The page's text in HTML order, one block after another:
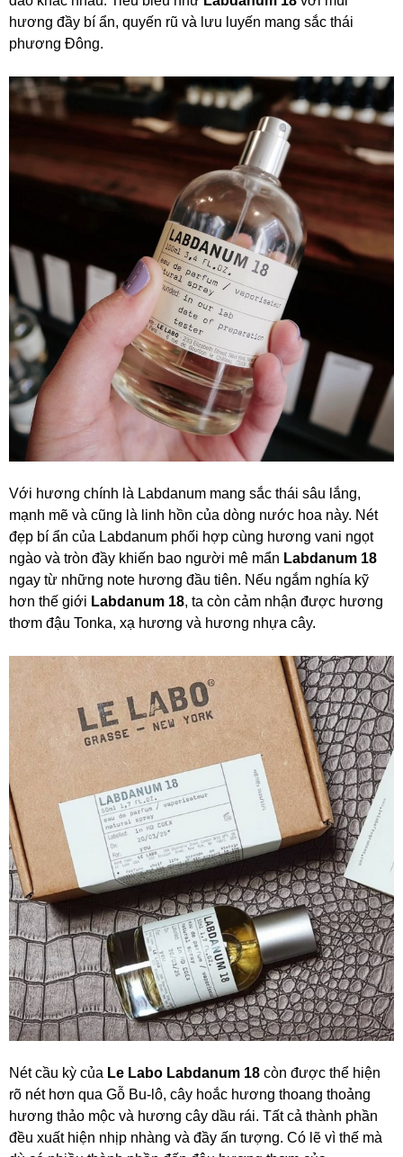
hương đầy bí ẩn, quyến rũ và lưu luyến mang sắc thái
phương Đông.
Với hương chính là Labdanum mang sắc thái sâu lắng,
mạnh mẽ và cũng là linh hồn của dòng nước hoa này. Nét
đẹp bí ẩn của Labdanum phối hợp cùng hương vani ngọt
ngào và tròn đầy khiến bao người mê mẩn Labdanum 18
ngay từ những note hương đầu tiên. Nếu ngắm nghía kỹ
hơn thế giới Labdanum 18, ta còn cảm nhận được hương
thơm đậu Tonka, xạ hương và hương nhựa cây.
Nét cầu kỳ của Le Labo Labdanum 18 còn được thể hiện
rõ nét hơn qua Gỗ Bu-lô, cây hoắc hương thoang thoảng
hương thảo mộc và hương cây dầu rái. Tất cả thành phần
đều xuất hiện nhịp nhàng và đầy ấn tượng. Có lẽ vì thế mà